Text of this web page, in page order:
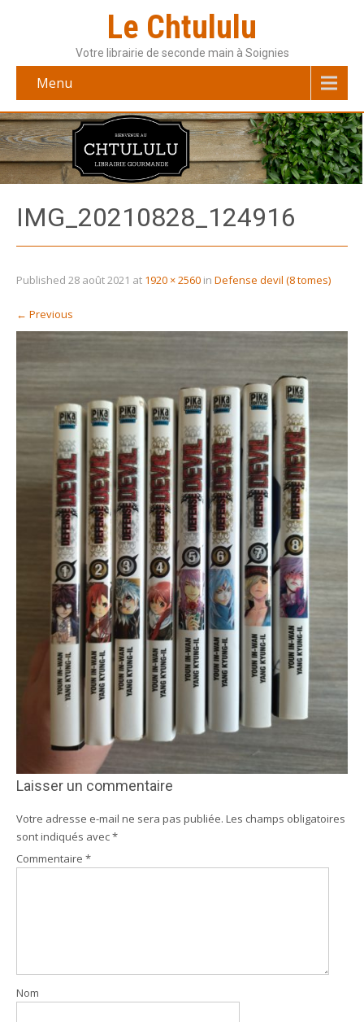
Le Chtululu
Votre librairie de seconde main à Soignies
Menu
IMG_20210828_124916
Published 28 août 2021 at 1920 × 2560 in Defense devil (8 tomes)
← Previous
Laisser un commentaire
Votre adresse e-mail ne sera pas publiée. Les champs obligatoires
sont indiqués avec*
Commentaire *
Nom